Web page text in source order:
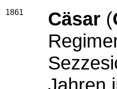
1861 Cäsar (